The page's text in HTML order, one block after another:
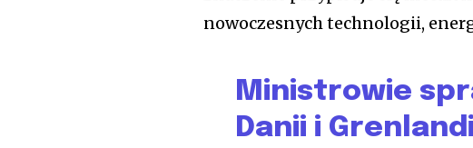
nowoczesnych technologii,
Ministrowie
Danii i